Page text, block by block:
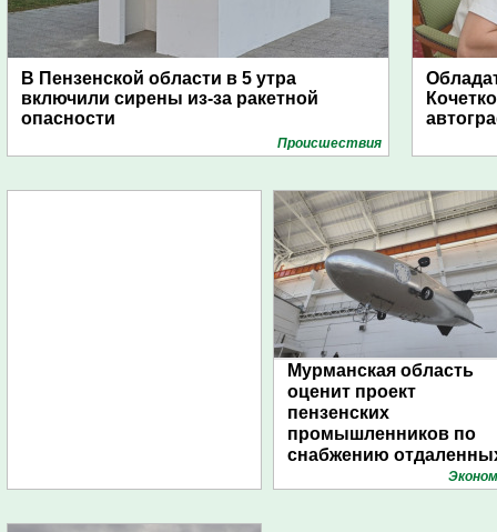
В Пензенской области в 5 утра
включили сирены из-за ракетной
опасности
Проиcшествия
Мурманская область
оценит проект
пензенских
промышленников по
снабжению
поселений с помощью